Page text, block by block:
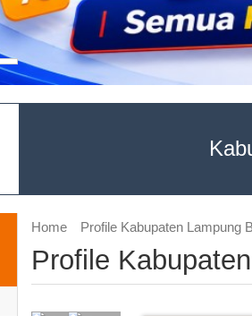
Home Profile Kabupaten Lampung
Profile